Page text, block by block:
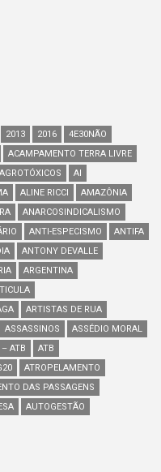
2013 2016
4E30NÃO
ACAMPAMENTO TERRA LIVRE
AGROTÓXICOS
AI
ALINE RICCI
AMAZÔNIA
ANARCOSINDICALISMO
ANTI-ESPECISMO
ANTIFA
ANTONY DEVALLE
ARGENTINA
ARTISTAS DE RUA
ASSASSINOS
ASSÉDIO MORAL
ATB
ATB
ATROPELAMENTO
DAS PASSAGENS
AUTOGESTÃO